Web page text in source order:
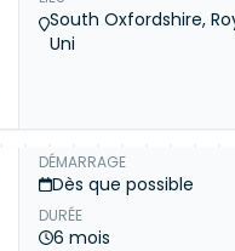
South Oxfordshire,
Uni
DÉMARRAGE
Dès que possible
DURÉE
6 mois